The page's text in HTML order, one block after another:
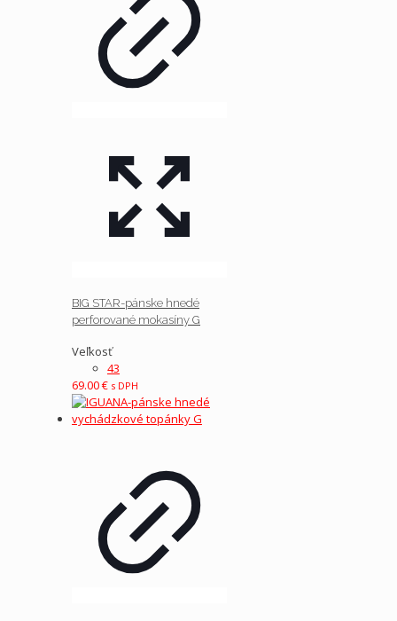
BIG STAR-pánske hnedé
perforované mokasíny G
Veľkosť
43
69.00€ s DPH